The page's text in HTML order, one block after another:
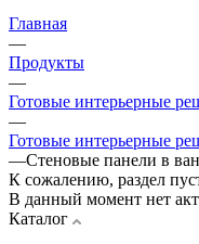
Главная
—
Продукты
—
Готовые интерьерные
—
Готовые интерьерные
—Стеновые панели в
К сожалению, раздел
В данный момент нет
Каталог